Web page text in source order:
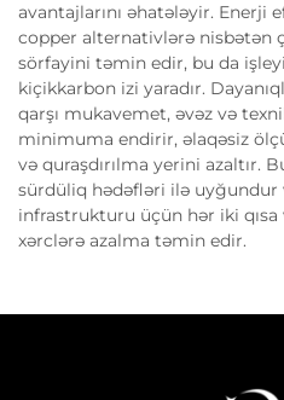
avantajlarını əhatələyir. Enerji
copper alternativlərə nisbətən
sörfayini təmin edir, bu da
kiçikkarbon izi yaradır.
qarşı mukavemet, əvəz və
minimuma endirir, əlaqəsiz
və quraşdırılma yerini azaltır.
sürdüliq hədəfləri ilə uyğundur
infrastrukturu üçün hər iki
xərclərə azalma təmin edir.